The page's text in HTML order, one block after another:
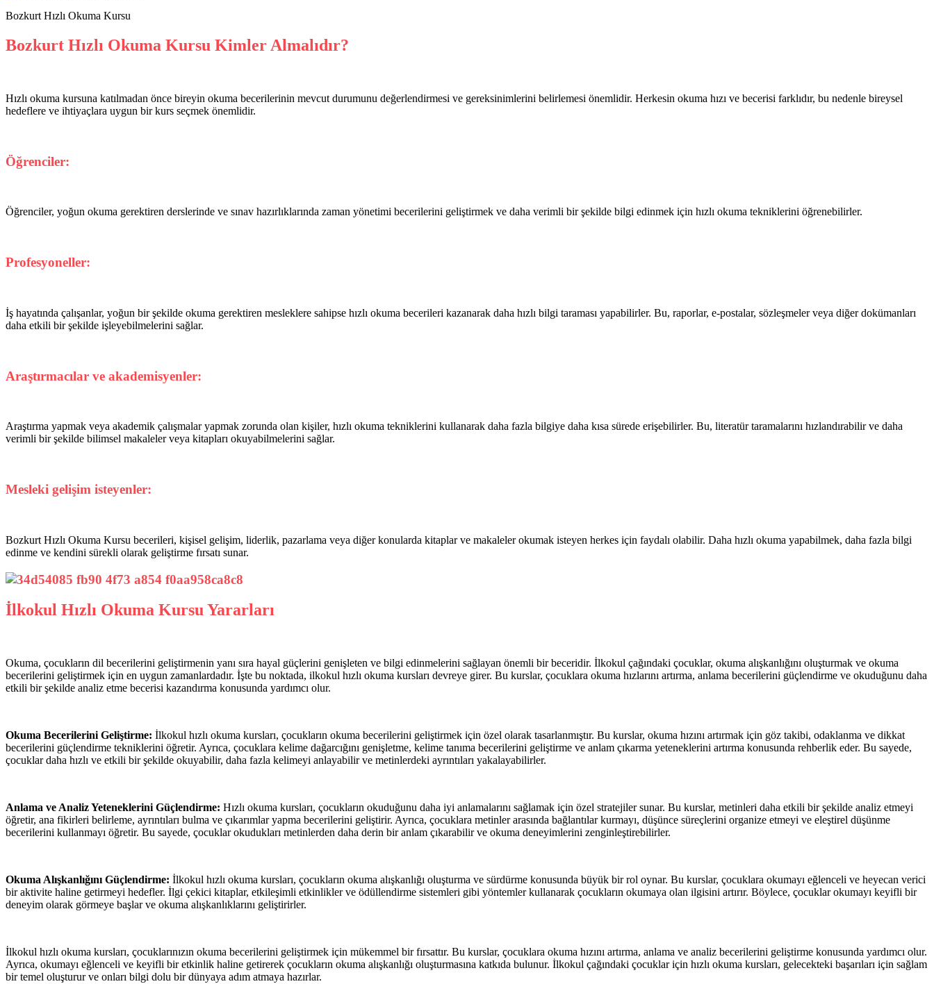
Bozkurt Hızlı Okuma Kursu
Bozkurt Hızlı Okuma Kursu Kimler Almalıdır?
Hızlı okuma kursuna katılmadan önce bireyin okuma becerilerinin mevcut durumunu değerlendirmesi ve gereksinimlerini belirlemesi önemlidir. Herkesin okuma hızı ve becerisi farklıdır, bu nedenle bireysel
hedeflere ve ihtiyaçlara uygun bir kurs seçmek önemlidir.
Öğrenciler:
Öğrenciler, yoğun okuma gerektiren derslerinde ve sınav hazırlıklarında zaman yönetimi becerilerini geliştirmek ve daha verimli bir şekilde bilgi edinmek için hızlı okuma tekniklerini öğrenebilirler.
Profesyoneller:
İş hayatında çalışanlar, yoğun bir şekilde okuma gerektiren mesleklere sahipse hızlı okuma becerileri kazanarak daha hızlı bilgi taraması yapabilirler. Bu, raporlar, e-postalar, sözleşmeler veya diğer dokümanları
daha etkili bir şekilde işleyebilmelerini sağlar.
Araştırmacılar ve akademisyenler:
Araştırma yapmak veya akademik çalışmalar yapmak zorunda olan kişiler, hızlı okuma tekniklerini kullanarak daha fazla bilgiye daha kısa sürede erişebilirler. Bu, literatür taramalarını hızlandırabilir ve daha
verimli bir şekilde bilimsel makaleler veya kitapları okuyabilmelerini sağlar.
Mesleki gelişim isteyenler:
Bozkurt Hızlı Okuma Kursu becerileri, kişisel gelişim, liderlik, pazarlama veya diğer konularda kitaplar ve makaleler okumak isteyen herkes için faydalı olabilir. Daha hızlı okuma yapabilmek, daha fazla bilgi
edinme ve kendini sürekli olarak geliştirme fırsatı sunar.
İlkokul Hızlı Okuma Kursu Yararları
Okuma, çocukların dil becerilerini geliştirmenin yanı sıra hayal güçlerini genişleten ve bilgi edinmelerini sağlayan önemli bir beceridir. İlkokul çağındaki çocuklar, okuma alışkanlığını oluşturmak ve okuma
becerilerini geliştirmek için en uygun zamanlardadır. İşte bu noktada, ilkokul hızlı okuma kursları devreye girer. Bu kurslar, çocuklara okuma hızlarını artırma, anlama becerilerini güçlendirme ve okuduğunu daha
etkili bir şekilde analiz etme becerisi kazandırma konusunda yardımcı olur.
Okuma Becerilerini Geliştirme: İlkokul hızlı okuma kursları, çocukların okuma becerilerini geliştirmek için özel olarak tasarlanmıştır. Bu kurslar, okuma hızını artırmak için göz takibi, odaklanma ve dikkat
becerilerini güçlendirme tekniklerini öğretir. Ayrıca, çocuklara kelime dağarcığını genişletme, kelime tanıma becerilerini geliştirme ve anlam çıkarma yeteneklerini artırma konusunda rehberlik eder. Bu sayede,
çocuklar daha hızlı ve etkili bir şekilde okuyabilir, daha fazla kelimeyi anlayabilir ve metinlerdeki ayrıntıları yakalayabilirler.
Anlama ve Analiz Yeteneklerini Güçlendirme: Hızlı okuma kursları, çocukların okuduğunu daha iyi anlamalarını sağlamak için özel stratejiler sunar. Bu kurslar, metinleri daha etkili bir şekilde analiz etmeyi
öğretir, ana fikirleri belirleme, ayrıntıları bulma ve çıkarımlar yapma becerilerini geliştirir. Ayrıca, çocuklara metinler arasında bağlantılar kurmayı, düşünce süreçlerini organize etmeyi ve eleştirel düşünme
becerilerini kullanmayı öğretir. Bu sayede, çocuklar okudukları metinlerden daha derin bir anlam çıkarabilir ve okuma deneyimlerini zenginleştirebilirler.
Okuma Alışkanlığını Güçlendirme: İlkokul hızlı okuma kursları, çocukların okuma alışkanlığı oluşturma ve sürdürme konusunda büyük bir rol oynar. Bu kurslar, çocuklara okumayı eğlenceli ve heyecan verici
bir aktivite haline getirmeyi hedefler. İlgi çekici kitaplar, etkileşimli etkinlikler ve ödüllendirme sistemleri gibi yöntemler kullanarak çocukların okumaya olan ilgisini artırır. Böylece, çocuklar okumayı keyifli bir
deneyim olarak görmeye başlar ve okuma alışkanlıklarını geliştirirler.
İlkokul hızlı okuma kursları, çocuklarınızın okuma becerilerini geliştirmek için mükemmel bir fırsattır. Bu kurslar, çocuklara okuma hızını artırma, anlama ve analiz becerilerini geliştirme konusunda yardımcı olur.
Ayrıca, okumayı eğlenceli ve keyifli bir etkinlik haline getirerek çocukların okuma alışkanlığı oluşturmasına katkıda bulunur. İlkokul çağındaki çocuklar için hızlı okuma kursları, gelecekteki başarıları için sağlam
bir temel oluşturur ve onları bilgi dolu bir dünyaya adım atmaya hazırlar.